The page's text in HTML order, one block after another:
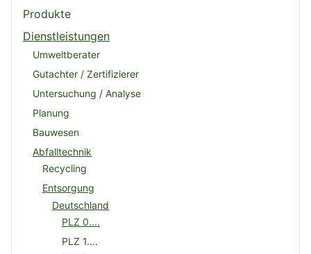
Produkte
Dienstleistungen
Umweltberater
Gutachter / Zertifizierer
Untersuchung / Analyse
Planung
Bauwesen
Abfalltechnik
Recycling
Entsorgung
Deutschland
PLZ 0....
PLZ 1....